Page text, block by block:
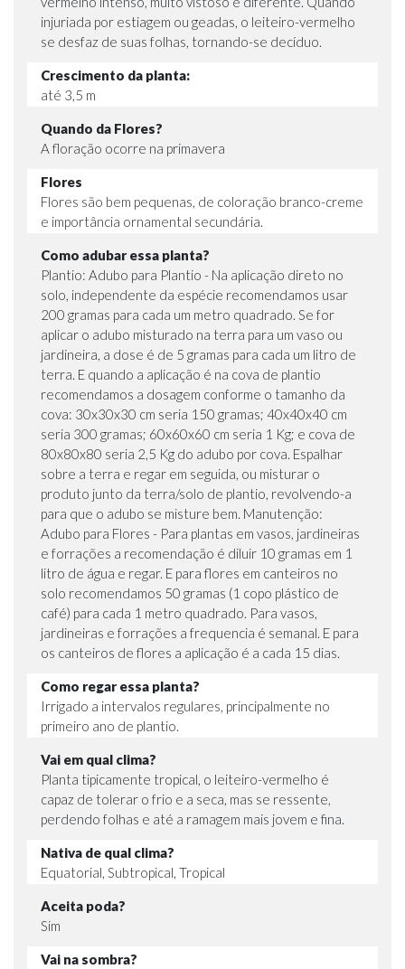
injuriada por estiagem ou geadas, o leiteiro-vermelho
se desfaz de suas folhas, tornando-se decíduo.
Crescimento da planta:
até 3,5 m
Quando da Flores?
A floração ocorre na primavera
Flores
Flores são bem pequenas, de coloração branco-creme
e importância ornamental secundária.
Como adubar essa planta?
Plantio: Adubo para Plantio - Na aplicação direto no
solo, independente da espécie recomendamos usar
200 gramas para cada um metro quadrado. Se for
aplicar o adubo misturado na terra para um vaso ou
jardineira, a dose é de 5 gramas para cada um litro de
terra. E quando a aplicação é na cova de plantio
recomendamos a dosagem conforme o tamanho da
cova: 30x30x30 cm seria 150 gramas; 40x40x40 cm
seria 300 gramas; 60x60x60 cm seria 1 Kg; e cova de
80x80x80 seria 2,5 Kg do adubo por cova. Espalhar
sobre a terra e regar em seguida, ou misturar o
produto junto da terra/solo de plantio, revolvendo-a
para que o adubo se misture bem. Manutenção:
Adubo para Flores - Para plantas em vasos, jardineiras
e forrações a recomendação é diluir 10 gramas em 1
litro de água e regar. E para flores em canteiros no
solo recomendamos 50 gramas (1 copo plástico de
café) para cada 1 metro quadrado. Para vasos,
jardineiras e forrações a frequencia é semanal. E para
os canteiros de flores a aplicação é a cada 15 dias.
Como regar essa planta?
Irrigado a intervalos regulares, principalmente no
primeiro ano de plantio.
Vai em qual clima?
Planta tipicamente tropical, o leiteiro-vermelho é
capaz de tolerar o frio e a seca, mas se ressente,
perdendo folhas e até a ramagem mais jovem e fina.
Nativa de qual clima?
Equatorial, Subtropical, Tropical
Aceita poda?
Sim
Vai na sombra?